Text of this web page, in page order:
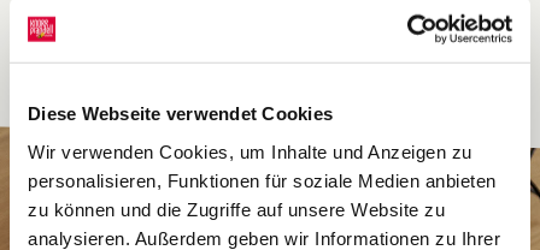
Diese Webseite verwendet Cookies
Wir verwenden Cookies, um Inhalte und Anzeigen zu
personalisieren, Funktionen für soziale Medien anbieten
zu können und die Zugriffe auf unsere Website zu
analysieren. Außerdem geben wir Informationen zu Ihrer